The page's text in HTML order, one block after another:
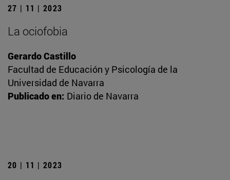
27 | 11 | 2023
La ociofobia
Gerardo Castillo
Facultad de Educación y Psicología de la
Universidad de Navarra
Publicado en: Diario de Navarra
20 | 11 | 2023